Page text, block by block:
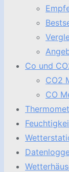
Co und
CO2
CO